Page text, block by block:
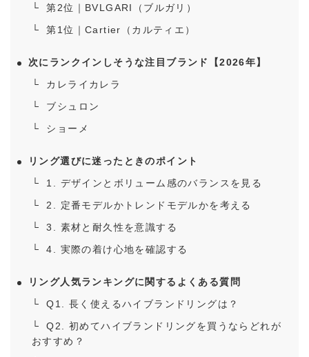
第2位｜BVLGARI（ブルガリ）
第1位｜Cartier（カルティエ）
次にランクインしそうな注目ブランド【2026年】
カレライカレラ
ブシュロン
ショーメ
リング選びに迷ったときのポイント
1. デザインとボリューム感のバランスを見る
2. 定番モデルかトレンドモデルかを考える
3. 素材と耐久性を意識する
4. 実際の着け心地を確認する
リング人気ランキングに関するよくある質問
Q1. 長く使えるハイブランドリングは？
Q2. 初めてハイブランドリングを買うならどれが
おすすめ？